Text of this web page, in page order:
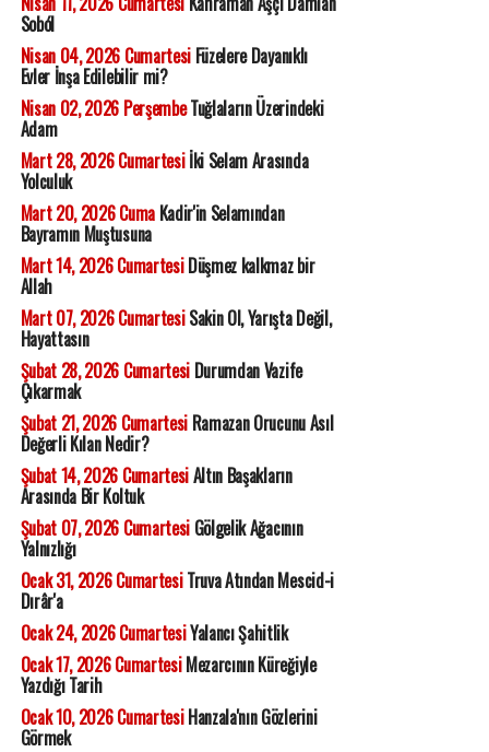
Soból
Nisan 04, 2026 CumartesiFüzelere Dayanıklı
Evler İnşa Edilebilir mi?
Nisan 02, 2026 PerşembeTuğlaların Üzerindeki
Adam
Mart 28, 2026 Cumartesiİki Selam Arasında
Yolculuk
Mart 20, 2026 CumaKadir'in Selamından
Bayramın Muştusuna
Mart 14, 2026 CumartesiDüşmez kalkmaz bir
Allah
Mart 07, 2026 CumartesiSakin Ol, Yarışta Değil,
Hayattasın
Şubat 28, 2026 CumartesiDurumdan Vazife
Çıkarmak
Şubat 21, 2026 CumartesiRamazan Orucunu Asıl
Değerli Kılan Nedir?
Şubat 14, 2026 CumartesiAltın Başakların
Arasında Bir Koltuk
Şubat 07, 2026 CumartesiGölgelik Ağacının
Yalnızlığı
Ocak 31, 2026 CumartesiTruva Atından Mescid-i
Dırâr'a
Ocak 24, 2026 CumartesiYalancı Şahitlik
Ocak 17, 2026 CumartesiMezarcının Küreğiyle
Yazdığı Tarih
Ocak 10, 2026 CumartesiHanzala'nın Gözlerini
Görmek